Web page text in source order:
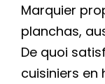
Marquier
planchas,
De quoi
cuisiniers en